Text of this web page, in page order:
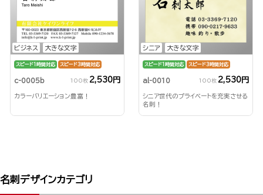
ビジネス 大きな文字
スピード1時間対応 スピード3時間対応
c-0005b 100枚 2,530円
カラーバリエーション豊富！
シニア 大きな文字
スピード1時間対応 スピード3時間対応
al-0010 100枚 2,530円
シニア世代のプライベートを充実させる
名刺！
名刺デザインカテゴリ